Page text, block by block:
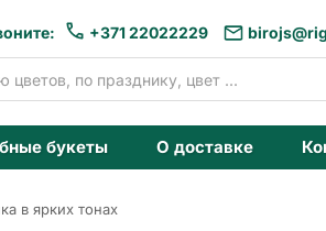
+371 22022229
букеты О доставке
в ярких тонах